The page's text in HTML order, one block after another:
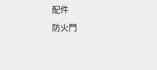
配件
防火門